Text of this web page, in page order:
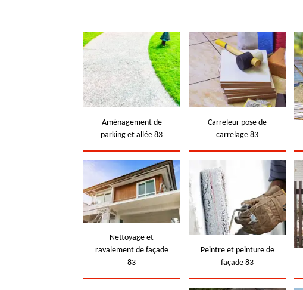
Aménagement de
parking et allée 83
Carreleur pose de
carrelage 83
Nettoyage et
ravalement de façade
83
Peintre et peinture de
façade 83